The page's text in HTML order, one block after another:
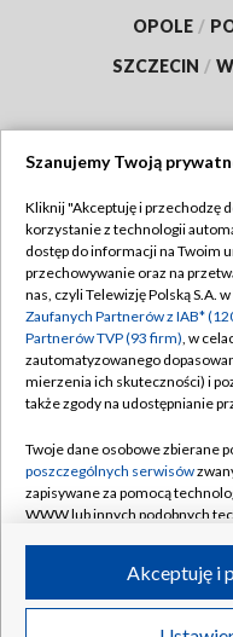
OPOLE /
SZCZECIN /
Abonament TVP
Emisja w TVP
Centrum informacji
Naziemna Telewizja
Rada Programowa
System NOS
Informacje o nadawcy
Program dla prasy
©2026
Szanujemy Twoją
Kliknij "Akceptuję i przechodzę
korzystanie z technologii
dostęp do informacji na Twoim
przechowywanie oraz na
nas, czyli Telewizję Polską S.A.
Zaufanych Partnerów z IAB*
Partnerów TVP (93 firm), w
zautomatyzowanego
mierzenia ich skuteczności) i
także zgody na udostępnianie
Twoje dane osobowe zbierane
poszczególnych serwisów
zapisywane za pomocą
WWW lub innych podobnych
ruchu w Internecie.
Twoje dane osobowe zbierane
Akceptuję i